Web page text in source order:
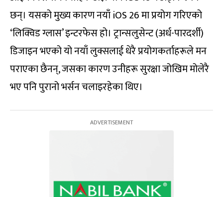
छन्। यसको मुख्य कारण नयाँ iOS 26 मा प्रयोग गरिएको
‘लिक्विड ग्लास’ इन्टरफेस हो। ट्रान्सलुसेन्ट (अर्ध-पारदर्शी)
डिजाइन भएको यो नयाँ लुक्सलाई धेरै प्रयोगकर्ताहरूले मन
पराएका छैनन्, जसका कारण उनीहरू सुरक्षा जोखिम मोलेरै
भए पनि पुरानो भर्सन चलाइरहेका थिए।